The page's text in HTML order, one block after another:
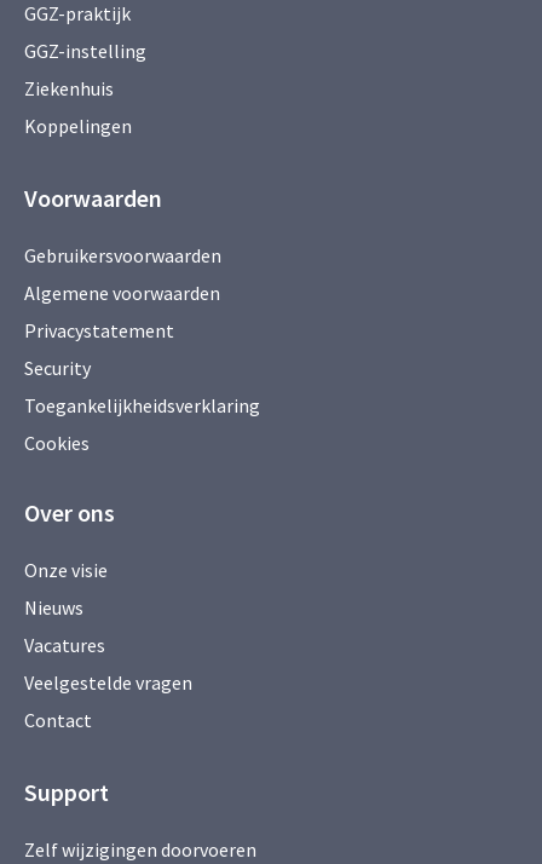
GGZ-praktijk
GGZ-instelling
Ziekenhuis
Koppelingen
Voorwaarden
Gebruikersvoorwaarden
Algemene voorwaarden
Privacystatement
Security
Toegankelijkheidsverklaring
Cookies
Over ons
Onze visie
Nieuws
Vacatures
Veelgestelde vragen
Contact
Support
Zelf wijzigingen doorvoeren